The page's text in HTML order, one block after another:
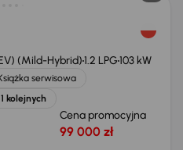
(Mild-Hybrid)1.2 LPG103 kW
serwisowa
kolejnych
Cena promocyjna
99 000 zł